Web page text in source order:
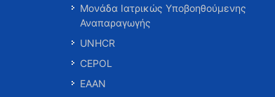
Μονάδα Ιατρικώς Υποβοηθούμενης
Αναπαραγωγής
UNHCR
CEPOL
ΕΑΑΝ